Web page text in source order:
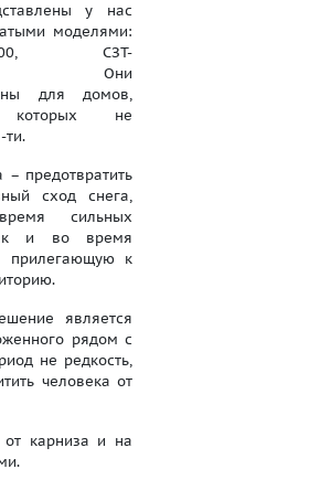
у нас
моделями:
СЗТ-
Они
для домов,
которых не
ти.
предотвратить
сход снега,
сильных
и во время
прилегающую к
является
рядом с
не редкость,
человека от
карниза и на